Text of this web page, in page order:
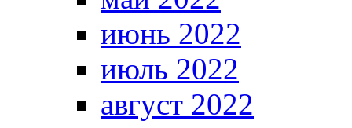
июнь 2022
июль 2022
август 2022